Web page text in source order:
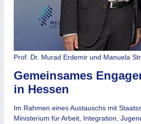
Prof. Dr. Murad Erdemir und Manuela
Gemeinsames
in Hessen
Im Rahmen eines Austauschs mit
Ministerium für Arbeit, Integration,